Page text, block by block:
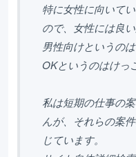
特に女性に向いて
ので、女性には良
男性向けというの
OKというのはけっ
私は短期の仕事の
んが、それらの案
じています。